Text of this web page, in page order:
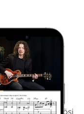
käyttöösi